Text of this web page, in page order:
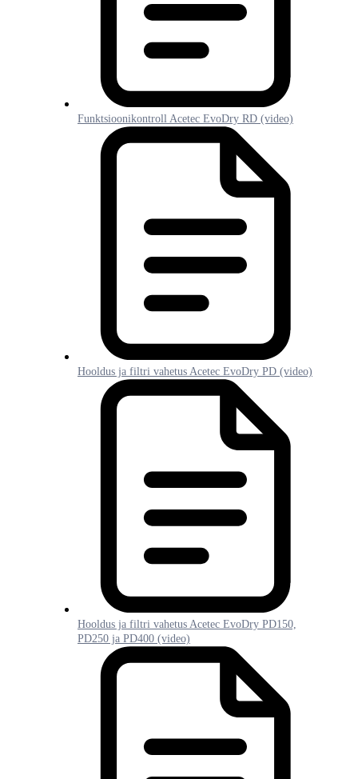
Funktsioonikontroll Acetec EvoDry RD (video)
Hooldus ja filtri vahetus Acetec EvoDry PD (video)
Hooldus ja filtri vahetus Acetec EvoDry PD150,
PD250 ja PD400 (video)